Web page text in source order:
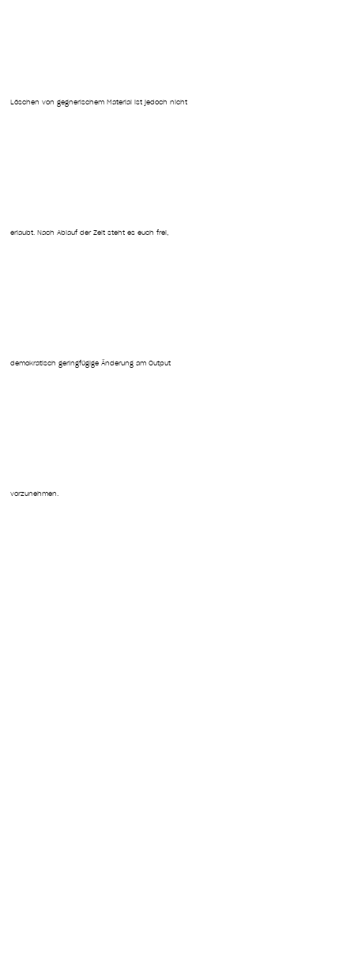
Löschen von gegnerischem Material ist jedoch nicht
erlaubt. Nach Ablauf der Zeit steht es euch frei,
demokratisch geringfügige Änderung am Output
vorzunehmen.